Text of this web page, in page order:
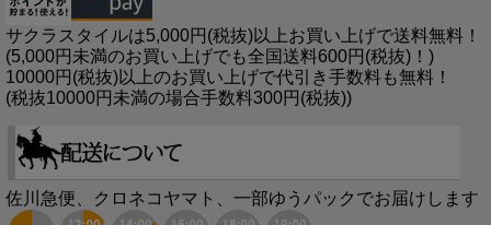
サクラスタイルは5,000円(税抜)以上お買い上げで送料無料！
(5,000円未満のお買い上げでも全国送料600円(税抜)！)
10000円(税抜)以上のお買い上げで代引き手数料も無料！
(税抜10000円未満の場合手数料300円(税抜))
佐川急便、クロネコヤマト、一部ゆうパックでお届けします